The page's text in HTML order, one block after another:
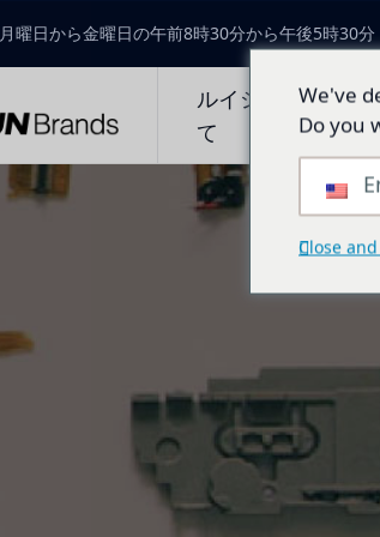
月曜日から金曜日の午前8時30分から午後5時30分
ルイシュンについ
て
We've
Do you
Close